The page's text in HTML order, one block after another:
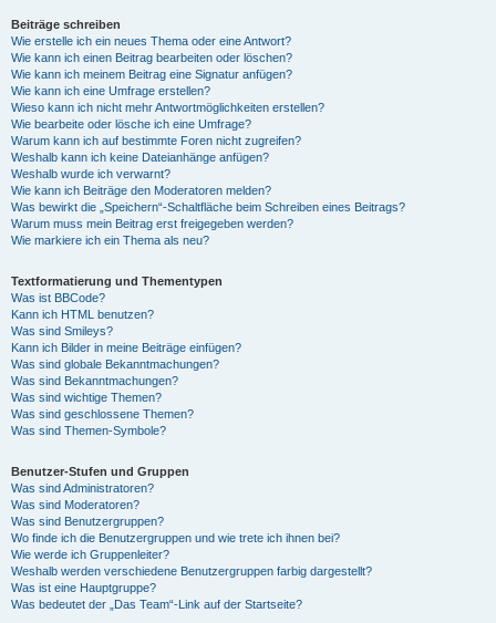
Beiträge schreiben
Wie erstelle ich ein neues Thema oder eine Antwort?
Wie kann ich einen Beitrag bearbeiten oder löschen?
Wie kann ich meinem Beitrag eine Signatur anfügen?
Wie kann ich eine Umfrage erstellen?
Wieso kann ich nicht mehr Antwortmöglichkeiten erstellen?
Wie bearbeite oder lösche ich eine Umfrage?
Warum kann ich auf bestimmte Foren nicht zugreifen?
Weshalb kann ich keine Dateianhänge anfügen?
Weshalb wurde ich verwarnt?
Wie kann ich Beiträge den Moderatoren melden?
Was bewirkt die „Speichern“-Schaltfläche beim Schreiben eines Beitrags?
Warum muss mein Beitrag erst freigegeben werden?
Wie markiere ich ein Thema als neu?
Textformatierung und Thementypen
Was ist BBCode?
Kann ich HTML benutzen?
Was sind Smileys?
Kann ich Bilder in meine Beiträge einfügen?
Was sind globale Bekanntmachungen?
Was sind Bekanntmachungen?
Was sind wichtige Themen?
Was sind geschlossene Themen?
Was sind Themen-Symbole?
Benutzer-Stufen und Gruppen
Was sind Administratoren?
Was sind Moderatoren?
Was sind Benutzergruppen?
Wo finde ich die Benutzergruppen und wie trete ich ihnen bei?
Wie werde ich Gruppenleiter?
Weshalb werden verschiedene Benutzergruppen farbig dargestellt?
Was ist eine Hauptgruppe?
Was bedeutet der „Das Team“-Link auf der Startseite?